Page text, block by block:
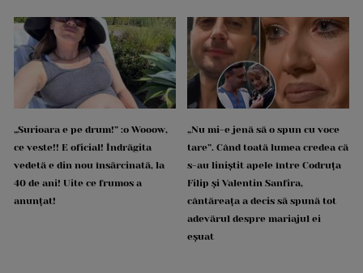
„Surioara e pe drum!” :o Wooow,
ce veste!! E oficial! Îndrăgita
vedetă e din nou însărcinată, la
40 de ani! Uite ce frumos a
anunțat!
„Nu mi-e jenă să o spun cu voce
tare”. Când toată lumea credea că
s-au liniștit apele între Codruța
Filip și Valentin Sanfira,
cântăreața a decis să spună tot
adevărul despre mariajul ei
eșuat